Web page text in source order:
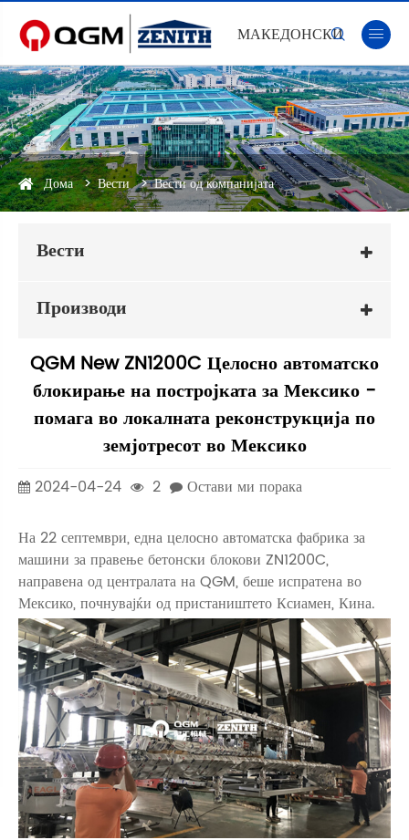
МАКЕДОНСКИ
 
Дома Вести Вести од компанијата
Вести
Производи
QGM New ZN1200C Целосно автоматско
блокирање на постројката за Мексико -
помага во локалната реконструкција по
земјотресот во Мексико
2024-04-24 2 Остави ми порака
На 22 септември, една целосно автоматска фабрика за
машини за правење бетонски блокови ZN1200C,
направена од централата на QGM, беше испратена во
Мексико, почнувајќи од пристаништето Ксиамен, Кина.